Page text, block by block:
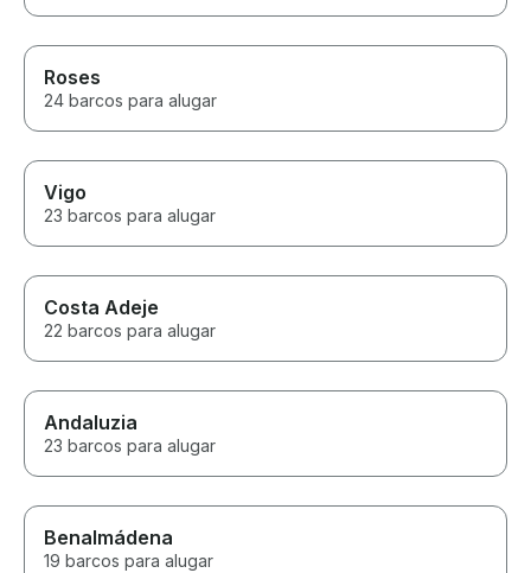
Roses
24 barcos para alugar
Vigo
23 barcos para alugar
Costa Adeje
22 barcos para alugar
Andaluzia
23 barcos para alugar
Benalmádena
19 barcos para alugar